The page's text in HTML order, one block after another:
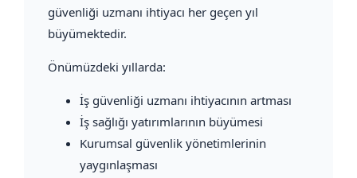
güvenliği uzmanı ihtiyacı her geçen yıl
büyümektedir.
Önümüzdeki yıllarda:
İş güvenliği uzmanı ihtiyacının artması
İş sağlığı yatırımlarının büyümesi
Kurumsal güvenlik yönetimlerinin
yaygınlaşması